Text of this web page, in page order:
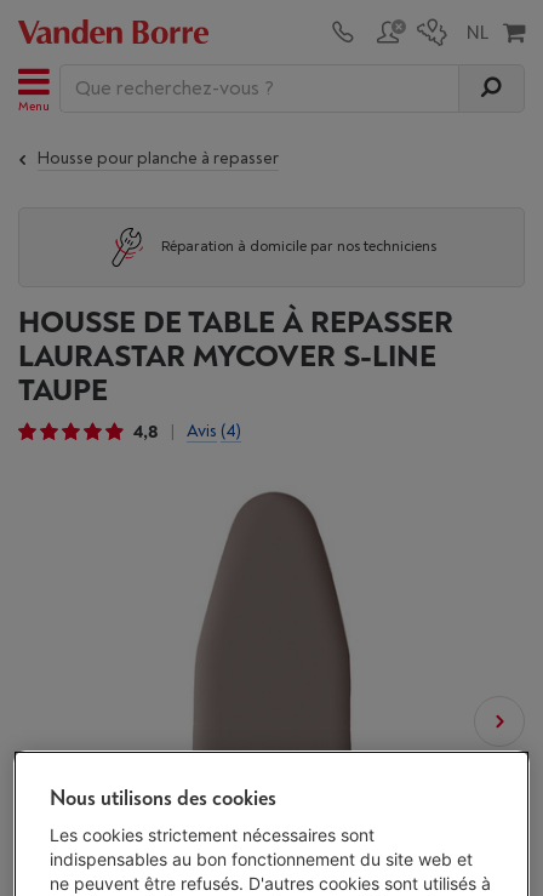
Menu
Housse pour planche à repasser
Réparation à domicile par nos techniciens
HOUSSE DE TABLE À REPASSER
LAURASTAR MYCOVER S-LINE
TAUPE
4,8 Avis (4)
Nous utilisons des cookies
Les cookies strictement nécessaires sont
indispensables au bon fonctionnement du site web et
ne peuvent être refusés. D'autres cookies sont utilisés à